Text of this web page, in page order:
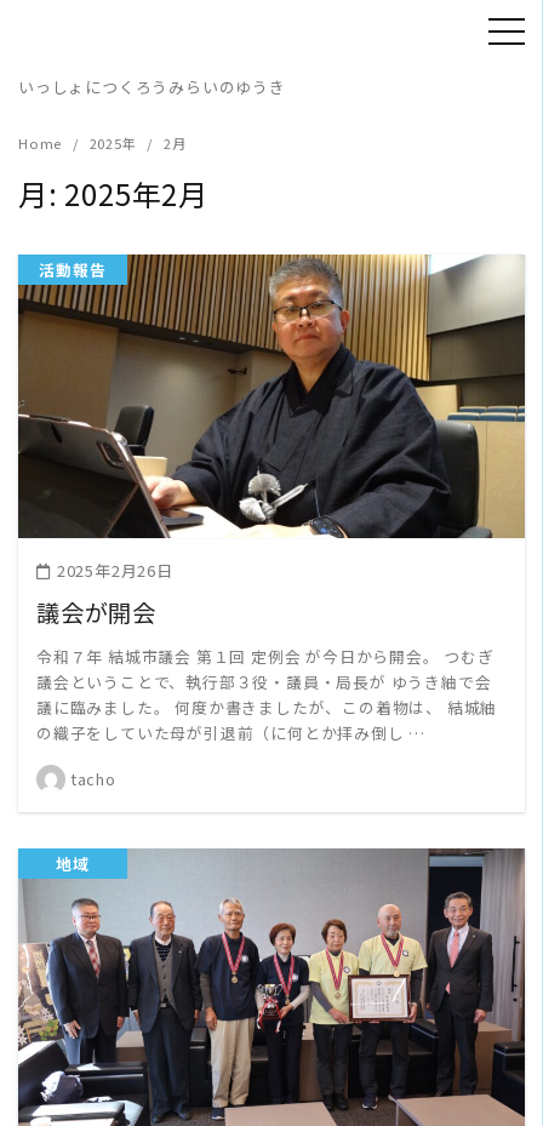
content
いっしょにつくろうみらいのゆうき
Home 2025年 2月
月: 2025年2月
活動報告
READ MORE
2025年2月26日
議会が開会
令和７年 結城市議会 第１回 定例会 が今日から開会。 つむぎ
議会ということで、執行部３役・議員・局長が ゆうき紬で会
議に臨みました。 何度か書きましたが、この着物は、 結城紬
の織子をしていた母が引退前（に何とか拝み倒し …
tacho
地域
READ MORE